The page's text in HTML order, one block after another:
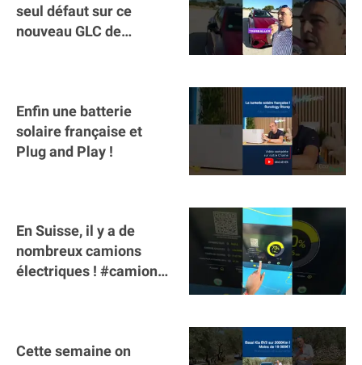
seul défaut sur ce
nouveau GLC de
Enfin une batterie
solaire française et
Plug and Play !
En Suisse, il y a de
nombreux camions
électriques ! #camion
Cette semaine on